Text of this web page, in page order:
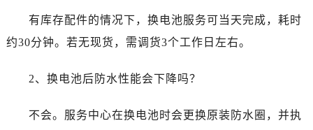
有库存配件的情况下，换电池服务可当天完成，耗时
约30分钟。若无现货，需调货3个工作日左右。
2、换电池后防水性能会下降吗？
不会。服务中心在换电池时会更换原装防水圈，并执